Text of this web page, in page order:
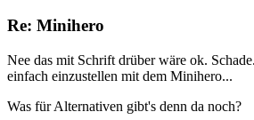
Re: Minihero
Nee das mit Schrift drüber wäre ok.
einfach einzustellen mit dem Minihero...
Was für Alternativen gibt's denn da noch?